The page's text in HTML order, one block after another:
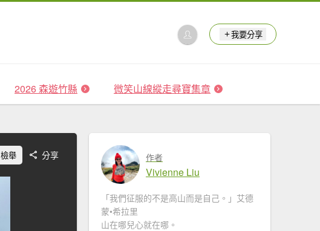
我要分享
2026 森遊竹縣 微笑山線縱走尋寶集章
檢舉 分享 作者
Vivienne Liu
「我們征服的不是高山而是自己。」艾德
蒙•希拉里
山在哪兒心就在哪。